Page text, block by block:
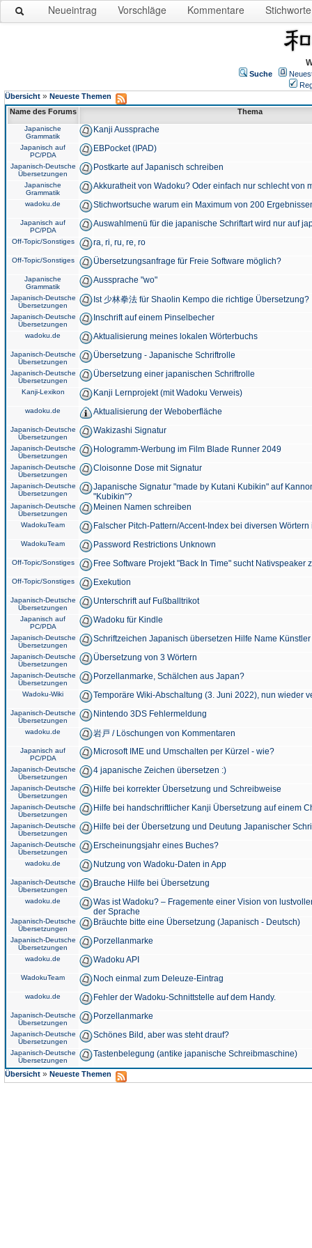
Neueintrag Vorschläge Kommentare Stichworte
Suche
Übersicht » Neueste Themen
Name des Forums
Thema
Japanische
Grammatik
Kanji Aussprache
Japanisch auf
PC/PDA
EBPocket (IPAD)
Japanisch-Deutsche
Übersetzungen
Postkarte auf Japanisch schreiben
Japanische
Grammatik
Akkuratheit von Wadoku? Oder einfach nur schlecht von
wadoku.de Stichwortsuche warum ein Maximum von 200
Japanisch auf
PC/PDA
Auswahlmenü für die japanische Schriftart wird nur auf
Off-Topic/Sonstiges ra, ri, ru, re, ro
Off-Topic/Sonstiges Übersetzungsanfrage für Freie Software möglich?
Japanische
Grammatik
Aussprache "wo"
Japanisch-Deutsche
Übersetzungen
Ist 少林拳法 für Shaolin Kempo die richtige Übersetzung?
Japanisch-Deutsche
Übersetzungen
Inschrift auf einem Pinselbecher
wadoku.de Aktualisierung meines lokalen Wörterbuchs
Japanisch-Deutsche
Übersetzungen
Übersetzung - Japanische Schriftrolle
Japanisch-Deutsche
Übersetzungen
Übersetzung einer japanischen Schriftrolle
Kanji-Lexikon Kanji Lernprojekt (mit Wadoku Verweis)
wadoku.de Aktualisierung der Weboberfläche
Japanisch-Deutsche
Übersetzungen
Wakizashi Signatur
Japanisch-Deutsche
Übersetzungen
Hologramm-Werbung im Film Blade Runner 2049
Japanisch-Deutsche
Übersetzungen
Cloisonne Dose mit Signatur
Japanisch-Deutsche
Übersetzungen
Japanische Signatur "made by Kutani Kubikin" auf
"Kubikin"?
Japanisch-Deutsche
Übersetzungen
Meinen Namen schreiben
WadokuTeam Falscher Pitch-Pattern/Accent-Index bei diversen
WadokuTeam Password Restrictions Unknown
Off-Topic/Sonstiges Free Software Projekt "Back In Time" sucht Nativspeaker
Off-Topic/Sonstiges Exekution
Japanisch-Deutsche
Übersetzungen
Unterschrift auf Fußballtrikot
Japanisch auf
PC/PDA
Wadoku für Kindle
Japanisch-Deutsche
Übersetzungen
Schriftzeichen Japanisch übersetzen Hilfe Name
Japanisch-Deutsche
Übersetzungen
Übersetzung von 3 Wörtern
Japanisch-Deutsche
Übersetzungen
Porzellanmarke, Schälchen aus Japan?
Wadoku-Wiki Temporäre Wiki-Abschaltung (3. Juni 2022), nun wieder
Japanisch-Deutsche
Übersetzungen
Nintendo 3DS Fehlermeldung
wadoku.de 岩戸 / Löschungen von Kommentaren
Japanisch auf
PC/PDA
Microsoft IME und Umschalten per Kürzel - wie?
Japanisch-Deutsche
Übersetzungen
4 japanische Zeichen übersetzen :)
Japanisch-Deutsche
Übersetzungen
Hilfe bei korrekter Übersetzung und Schreibweise
Japanisch-Deutsche
Übersetzungen
Hilfe bei handschriftlicher Kanji Übersetzung auf einem
Japanisch-Deutsche
Übersetzungen
Hilfe bei der Übersetzung und Deutung Japanischer
Japanisch-Deutsche
Übersetzungen
Erscheinungsjahr eines Buches?
wadoku.de Nutzung von Wadoku-Daten in App
Japanisch-Deutsche
Übersetzungen
Brauche Hilfe bei Übersetzung
wadoku.de
Was ist Wadoku? – Fragemente einer Vision von
der Sprache
Japanisch-Deutsche
Übersetzungen
Bräuchte bitte eine Übersetzung (Japanisch - Deutsch)
Japanisch-Deutsche
Übersetzungen
Porzellanmarke
wadoku.de Wadoku API
WadokuTeam Noch einmal zum Deleuze-Eintrag
wadoku.de Fehler der Wadoku-Schnittstelle auf dem Handy.
Japanisch-Deutsche
Übersetzungen
Porzellanmarke
Japanisch-Deutsche
Übersetzungen
Schönes Bild, aber was steht drauf?
Japanisch-Deutsche
Übersetzungen
Tastenbelegung (antike japanische Schreibmaschine)
Übersicht » Neueste Themen